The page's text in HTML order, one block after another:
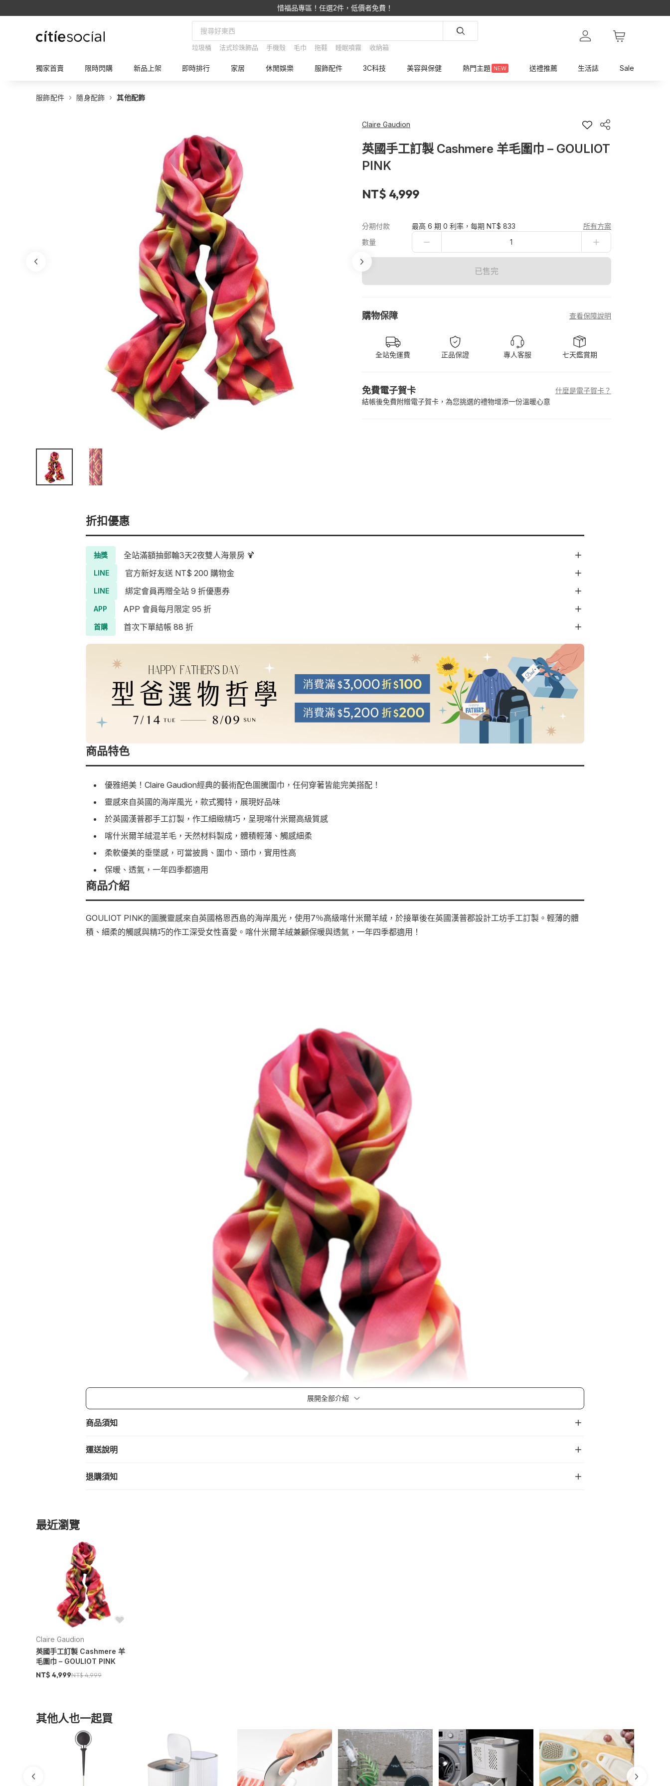
惜福品專區！任選2件，低價者免費！
垃圾桶 法式珍珠飾品 手機殼 毛巾 拖鞋 睡眠噴霧 收納箱
獨家首賣 限時閃購 新品上架 即時排行 家居 休閒娛樂 服飾配件 3C科技 美容與保健 熱門主題 NEW 送禮推薦 生活誌 Sale
服飾配件 隨身配飾 其他配飾
Claire Gaudion
英國手工訂製 Cashmere 羊毛圍巾 – GOULIOT
PINK
NT$ 4,999
分期付款 最高 6 期 0 利率，每期 NT$ 833
所有方案
數量
1
已售完
購物保障 查看保障說明
全站免運費 正品保證 專人客服 七天鑑賞期
免費電子賀卡
什麼是電子賀卡？
結帳後免費附贈電子賀卡，為您挑選的禮物增添一份溫暖心意
折扣優惠
抽獎 全站滿額抽郵輪3天2夜雙人海景房 🍹
LINE 官方新好友送 NT$ 200 購物金
LINE 綁定會員再贈全站 9 折優惠券
APP APP 會員每月限定 95 折
首購 首次下單結帳 88 折
商品特色
優雅絕美！Claire Gaudion經典的藝術配色圖騰圍巾，任何穿著皆能完美搭配！
靈感來自英國的海岸風光，款式獨特，展現好品味
於英國漢普郡手工訂製，作工細緻精巧，呈現喀什米爾高級質感
喀什米爾羊絨混羊毛，天然材料製成，體積輕薄、觸感細柔
柔軟優美的垂墜感，可當披肩、圍巾、頭巾，實用性高
保暖、透氣，一年四季都適用
商品介紹
展開全部介紹
GOULIOT PINK的圖騰靈感來自英國格恩西島的海岸風光，使用7％高級喀什米爾羊絨，於接單後在英國漢普郡設計工坊手工訂製。輕薄的體
積、細柔的觸感與精巧的作工深受女性喜愛。喀什米爾羊絨兼顧保暖與透氣，一年四季都適用！
商品須知
運送說明
退購須知
最近瀏覽
Claire Gaudion
英國手工訂製 Cashmere 羊
毛圍巾 – GOULIOT PINK
NT$ 4,999NT$ 4,999
其他人也一起買